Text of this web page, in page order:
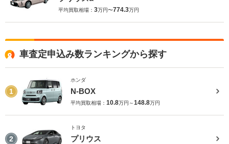
平均買取相場： 3万円〜774.3万円
車査定申込み数ランキングから探す
1
ホンダ
N-BOX
平均買取相場： 10.8万円～148.8万円
2
トヨタ
プリウス